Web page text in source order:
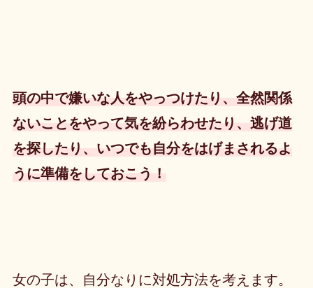
頭の中で嫌いな人をやっつけたり、全然関係
ないことをやって気を紛らわせたり、逃げ道
を探したり、いつでも自分をはげまされるよ
うに準備をしておこう！
女の子は、自分なりに対処方法を考えます。